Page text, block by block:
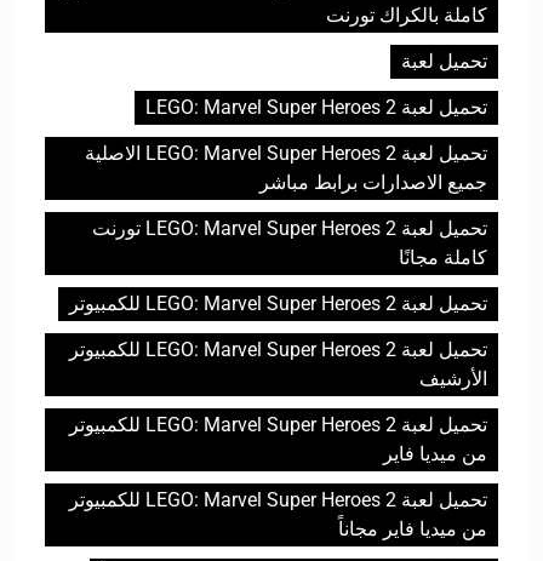
كاملة بالكراك تورنت
تحميل لعبة
تحميل لعبة LEGO: Marvel Super Heroes 2
تحميل لعبة LEGO: Marvel Super Heroes 2 الاصلية
جميع الاصدارات برابط مباشر
تحميل لعبة LEGO: Marvel Super Heroes 2 تورنت
كاملة مجانًا
تحميل لعبة LEGO: Marvel Super Heroes 2 للكمبيوتر
تحميل لعبة LEGO: Marvel Super Heroes 2 للكمبيوتر
الأرشيف
تحميل لعبة LEGO: Marvel Super Heroes 2 للكمبيوتر
من ميديا فاير
تحميل لعبة LEGO: Marvel Super Heroes 2 للكمبيوتر
من ميديا فاير مجاناً